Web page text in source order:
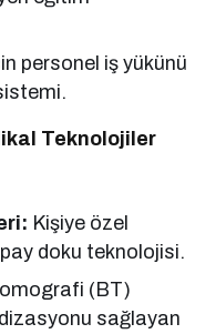
personel iş yükünü
Teknolojiler
Kişiye özel
doku teknolojisi.
(BT)
sağlayan